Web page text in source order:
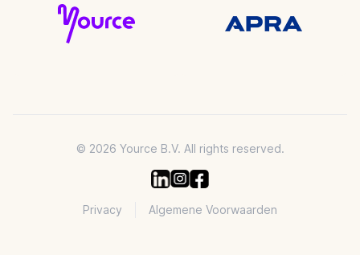
© 2026 Yource B.V. All rights reserved.
Privacy Algemene Voorwaarden